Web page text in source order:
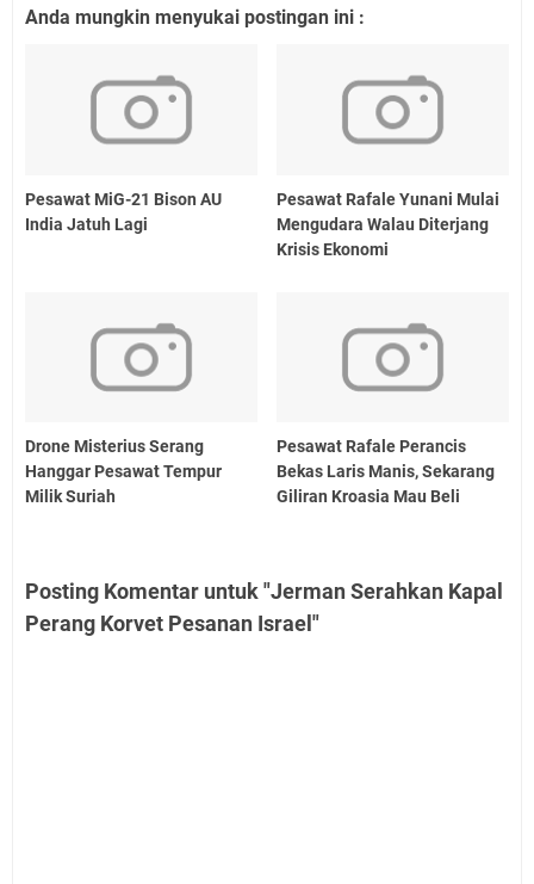
Anda mungkin menyukai postingan ini :
Pesawat MiG-21 Bison AU
India Jatuh Lagi
Pesawat Rafale Yunani Mulai
Mengudara Walau Diterjang
Krisis Ekonomi
Drone Misterius Serang
Hanggar Pesawat Tempur
Milik Suriah
Pesawat Rafale Perancis
Bekas Laris Manis, Sekarang
Giliran Kroasia Mau Beli
Posting Komentar untuk "Jerman Serahkan Kapal
Perang Korvet Pesanan Israel"